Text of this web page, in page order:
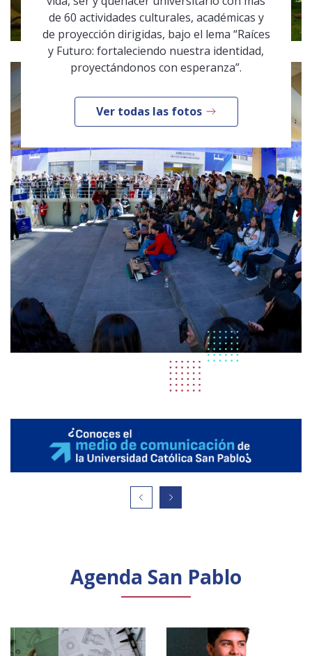
de 60 actividades culturales, académicas y
de proyección dirigidas, bajo el lema “Raíces
y Futuro: fortaleciendo nuestra identidad,
proyectándonos con esperanza”.
Ver todas las fotos
Agenda San Pablo